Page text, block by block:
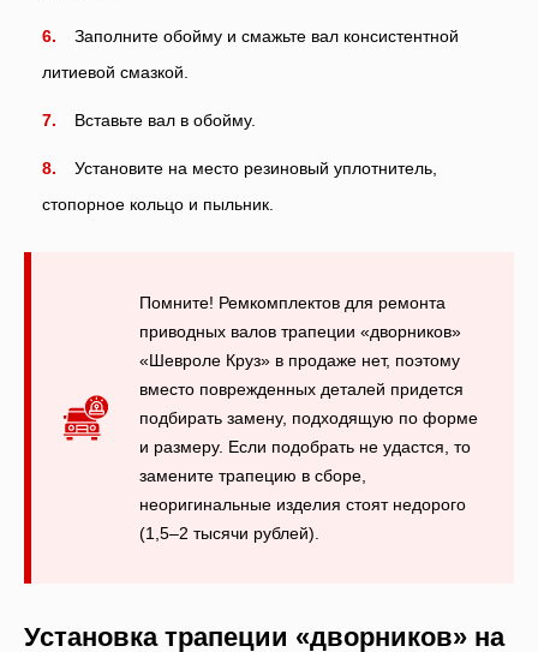
Заполните обойму и смажьте вал консистентной
литиевой смазкой.
Вставьте вал в обойму.
Установите на место резиновый уплотнитель,
стопорное кольцо и пыльник.
Помните! Ремкомплектов для ремонта
приводных валов трапеции «дворников»
«Шевроле Круз» в продаже нет, поэтому
вместо поврежденных деталей придется
подбирать замену, подходящую по форме
и размеру. Если подобрать не удастся, то
замените трапецию в сборе,
неоригинальные изделия стоят недорого
(1,5–2 тысячи рублей).
Установка трапеции «дворников» на